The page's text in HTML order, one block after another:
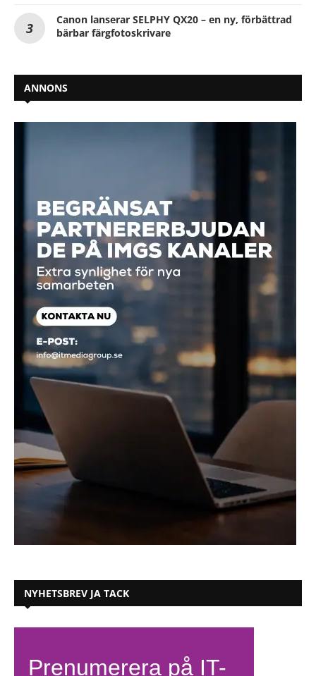
Canon lanserar SELPHY QX20 – en ny, förbättrad
bärbar färgfotoskrivare
ANNONS
NYHETSBREV JA TACK